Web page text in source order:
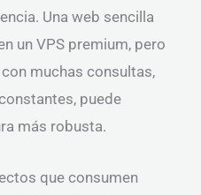
Una web sencilla
un VPS premium, pero
muchas consultas,
puede
más robusta.
que consumen